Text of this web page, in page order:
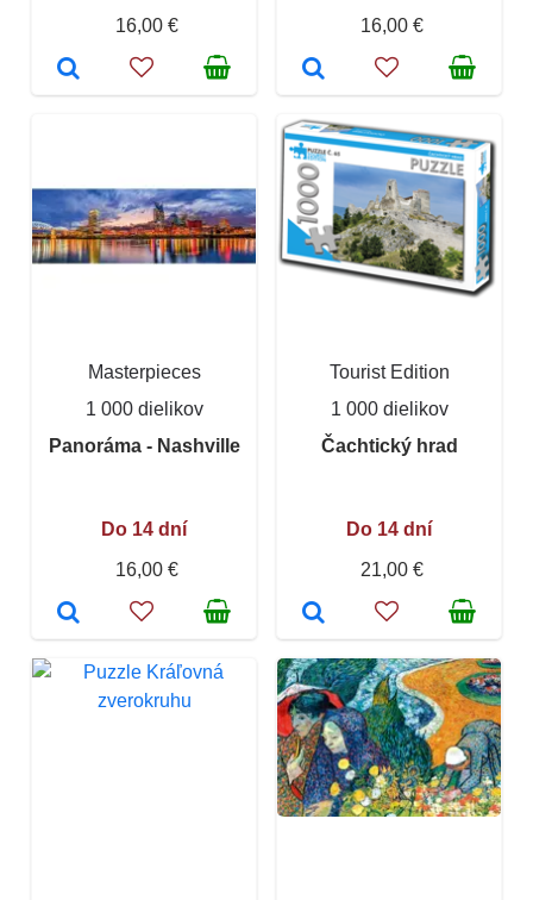
16,00 €
16,00 €
Masterpieces
1 000 dielikov
Panoráma - Nashville
Do 14 dní
16,00 €
Tourist Edition
1 000 dielikov
Čachtický hrad
Do 14 dní
21,00 €